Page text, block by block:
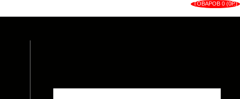
ТОВАРОВ 0 (0Р.)